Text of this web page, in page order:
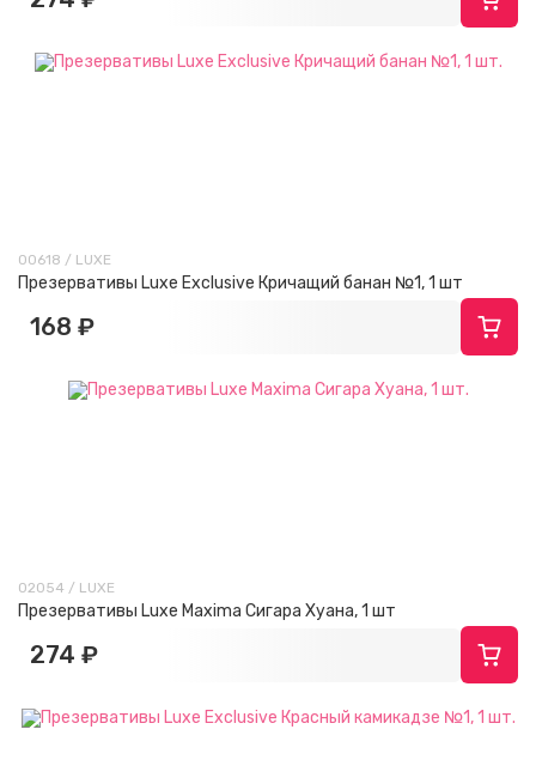
00618 / LUXE
Презервативы Luxe Exclusive Кричащий банан №1, 1 шт
168 ₽
02054 / LUXE
Презервативы Luxe Maxima Сигара Хуана, 1 шт
274 ₽